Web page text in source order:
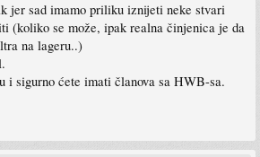
jer sad imamo priliku iznijeti neke stvari
(koliko se može, ipak realna činjenica je da
na lageru..)
i sigurno ćete imati članova sa HWB-sa.